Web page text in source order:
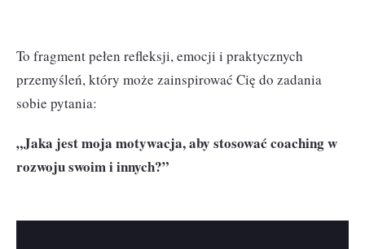
To fragment pełen refleksji, emocji i praktycznych
przemyśleń, który może zainspirować Cię do zadania
sobie pytania:
„Jaka jest moja motywacja, aby stosować coaching w
rozwoju swoim i innych?”